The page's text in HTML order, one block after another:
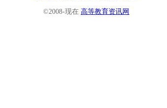
©2008-现在 高等教育资讯网